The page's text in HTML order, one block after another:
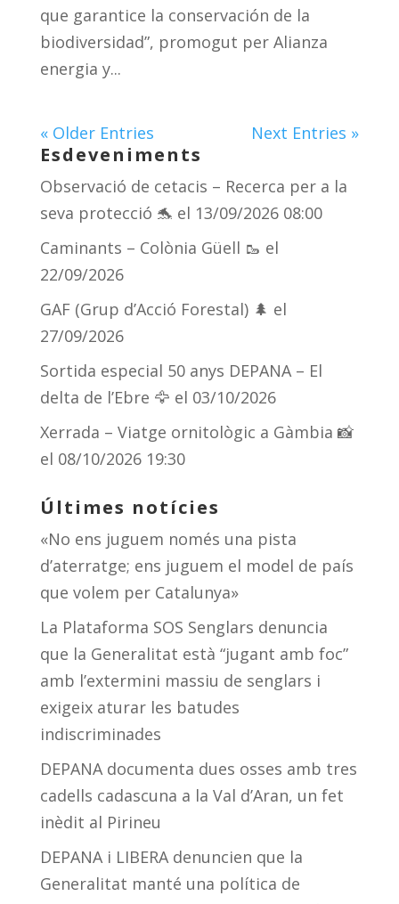
que garantice la conservación de la
biodiversidad”, promogut per Alianza
energia y...
« Older Entries Next Entries »
Esdeveniments
Observació de cetacis – Recerca per a la
seva protecció 🐬 el 13/09/2026 08:00
Caminants – Colònia Güell 🥾 el
22/09/2026
GAF (Grup d’Acció Forestal) 🌲 el
27/09/2026
Sortida especial 50 anys DEPANA – El
delta de l’Ebre 🦅 el 03/10/2026
Xerrada – Viatge ornitològic a Gàmbia 📸
el 08/10/2026 19:30
Últimes notícies
«No ens juguem només una pista
d’aterratge; ens juguem el model de país
que volem per Catalunya»
La Plataforma SOS Senglars denuncia
que la Generalitat està “jugant amb foc”
amb l’extermini massiu de senglars i
exigeix aturar les batudes
indiscriminades
DEPANA documenta dues osses amb tres
cadells cadascuna a la Val d’Aran, un fet
inèdit al Pirineu
DEPANA i LIBERA denuncien que la
Generalitat manté una política de